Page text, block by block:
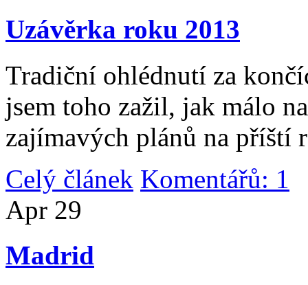
Uzávěrka roku 2013
Tradiční ohlédnutí za
jsem toho zažil, jak málo
zajímavých plánů na příští
Celý článek Komentářů: 1
Apr 29
Madrid